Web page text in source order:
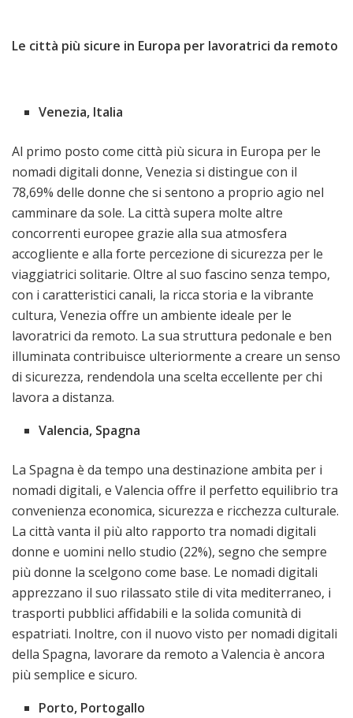
Le città più sicure in Europa per lavoratrici da remoto
Venezia, Italia
Al primo posto come città più sicura in Europa per le
nomadi digitali donne, Venezia si distingue con il
78,69% delle donne che si sentono a proprio agio nel
camminare da sole. La città supera molte altre
concorrenti europee grazie alla sua atmosfera
accogliente e alla forte percezione di sicurezza per le
viaggiatrici solitarie. Oltre al suo fascino senza tempo,
con i caratteristici canali, la ricca storia e la vibrante
cultura, Venezia offre un ambiente ideale per le
lavoratrici da remoto. La sua struttura pedonale e ben
illuminata contribuisce ulteriormente a creare un senso
di sicurezza, rendendola una scelta eccellente per chi
lavora a distanza.
Valencia, Spagna
La Spagna è da tempo una destinazione ambita per i
nomadi digitali, e Valencia offre il perfetto equilibrio tra
convenienza economica, sicurezza e ricchezza culturale.
La città vanta il più alto rapporto tra nomadi digitali
donne e uomini nello studio (22%), segno che sempre
più donne la scelgono come base. Le nomadi digitali
apprezzano il suo rilassato stile di vita mediterraneo, i
trasporti pubblici affidabili e la solida comunità di
espatriati. Inoltre, con il nuovo visto per nomadi digitali
della Spagna, lavorare da remoto a Valencia è ancora
più semplice e sicuro.
Porto, Portogallo